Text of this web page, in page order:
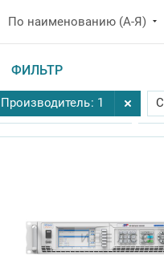
По наименованию (А-Я)
ФИЛЬТР
Производитель: 1
Программируемый